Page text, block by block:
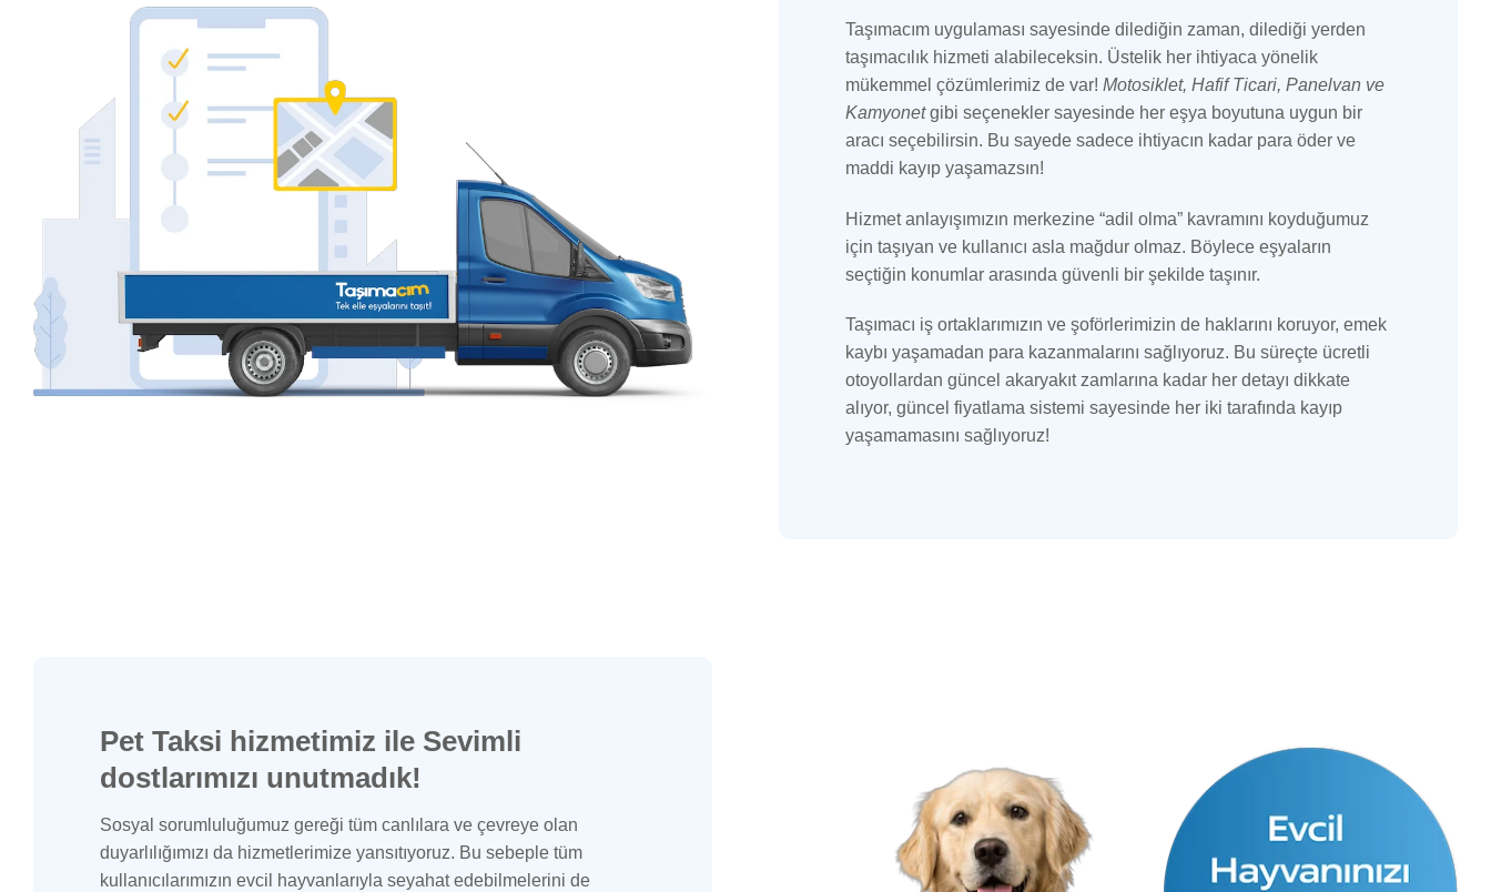
Taşımacım uygulaması sayesinde dilediğin zaman, dilediği yerden
taşımacılık hizmeti alabileceksin. Üstelik her ihtiyaca yönelik
mükemmel çözümlerimiz de var! Motosiklet, Hafif Ticari, Panelvan ve
Kamyonetgibi seçenekler sayesinde her eşya boyutuna uygun bir
aracı seçebilirsin. Bu sayede sadece ihtiyacın kadar para öder ve
maddi kayıp yaşamazsın!
Hizmet anlayışımızın merkezine “adil olma” kavramını koyduğumuz
için taşıyan ve kullanıcı asla mağdur olmaz. Böylece eşyaların
seçtiğin konumlar arasında güvenli bir şekilde taşınır.
Taşımacı iş ortaklarımızın ve şoförlerimizin de haklarını koruyor, emek
kaybı yaşamadan para kazanmalarını sağlıyoruz. Bu süreçte ücretli
otoyollardan güncel akaryakıt zamlarına kadar her detayı dikkate
alıyor, güncel fiyatlama sistemi sayesinde her iki tarafında kayıp
yaşamamasını sağlıyoruz!
Pet Taksi hizmetimiz ile Sevimli
dostlarımızı unutmadık!
Sosyal sorumluluğumuz gereği tüm canlılara ve çevreye olan
duyarlılığımızı da hizmetlerimize yansıtıyoruz. Bu sebeple tüm
kullanıcılarımızın evcil hayvanlarıyla seyahat edebilmelerini de